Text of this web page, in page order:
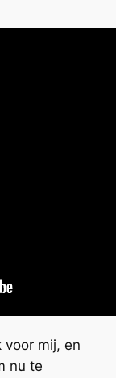
voor mij, en
nu te